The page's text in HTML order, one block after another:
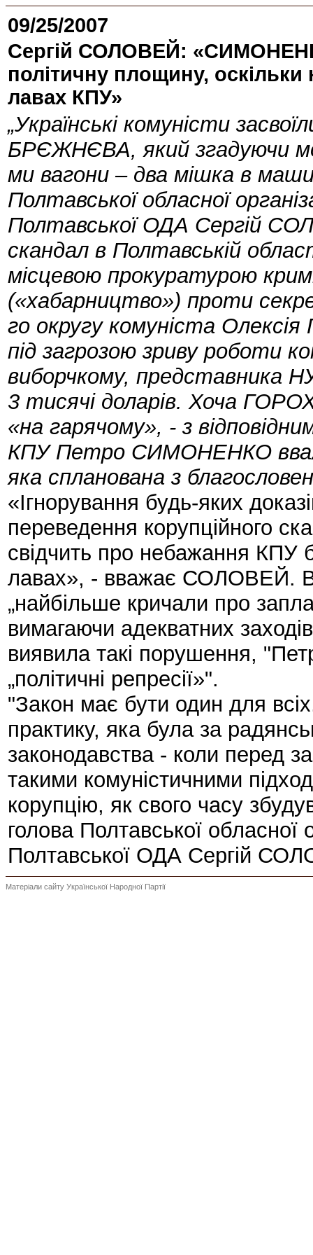
09/25/2007
Сергій СОЛОВЕЙ:
політичну площину,
лавах КПУ»
„Українські комуністи
БРЄЖНЄВА, який згадуючи
ми вагони – два мішка в
Полтавської обласної
Полтавської ОДА Сергій
скандал в Полтавській
місцевою прокуратурою
(«хабарництво») проти
го округу комуніста
під загрозою зриву роботи
виборчкому, представника
3 тисячі доларів. Хоча
«на гарячому», - з
КПУ Петро СИМОНЕНКО
яка спланована з
«Ігнорування будь-яких
переведення корупційного
свідчить про небажання КПУ
лавах», - вважає СОЛОВЕЙ.
„найбільше кричали про
вимагаючи адекватних
виявила такі порушення,
„політичні репресії»".
"Закон має бути один для
практику, яка була за
законодавства - коли перед
такими комуністичними
корупцію, як свого часу
голова Полтавської обласної
Полтавської ОДА Сергій
Матеріали сайту Української Народної Партії